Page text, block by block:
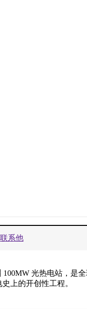
联系他
光热电站，是
上的开创性工程。